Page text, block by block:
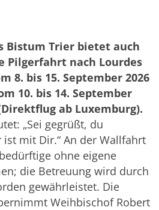
Bistum Trier bietet auch
Pilgerfahrt nach Lourdes
8. bis 15. September 2026
10. bis 14. September
ab Luxemburg).
„Sei gegrüßt, du
ist mit Dir.“ An der Wallfahrt
ohne eigene
die Betreuung wird durch
gewährleistet. Die
Weihbischof Robert